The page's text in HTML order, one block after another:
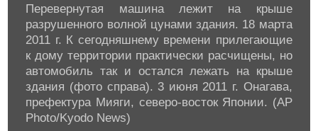
Перевернутая машина лежит на крыше
разрушенного волной цунами здания. 18 марта
2011 г. К сегодняшнему времени прилегающие
к дому территории практически расчищены, но
автомобиль так и остался лежать на крыше
здания (фото справа). 3 июня 2011 г. Онагава,
префектура Мияги, северо-восток Японии. (AP
Photo/Kyodo News)